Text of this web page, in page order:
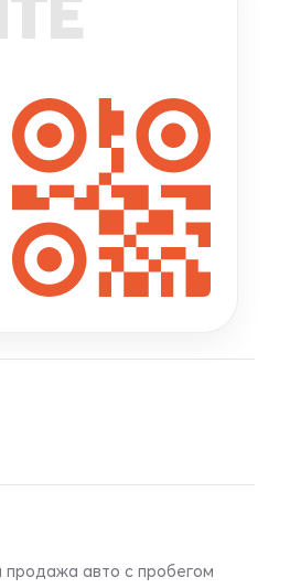
продажа авто с пробегом